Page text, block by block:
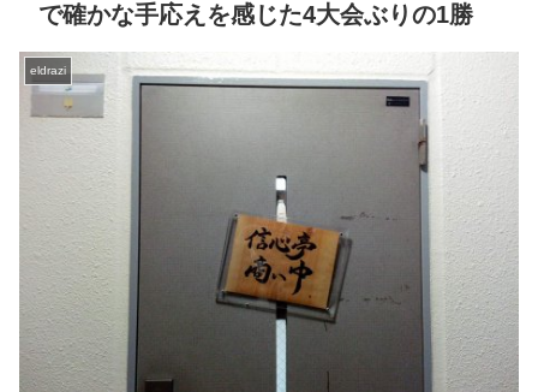
で確かな手応えを感じた4大会ぶりの1勝
eldrazi